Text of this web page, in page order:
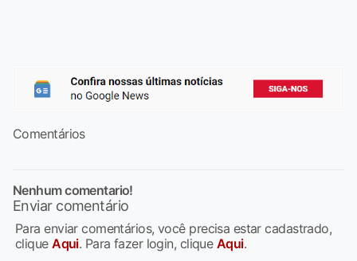
Comentários
Nenhum comentario!
Enviar comentário
Para enviar comentários, você precisa estar cadastrado,
cliqueAqui. Para fazer login, clique Aqui.